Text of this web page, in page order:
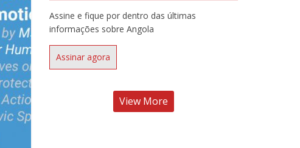
Assine e fique por dentro das últimas
informações sobre Angola
Assinar agora
View More